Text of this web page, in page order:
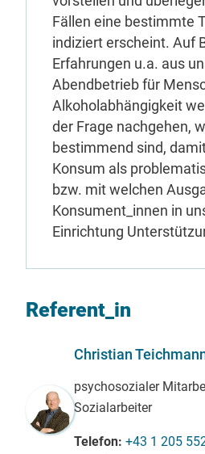
Fällen eine bestimmte
indiziert erscheint. Auf
Erfahrungen u.a. aus
Abendbetrieb für
Alkoholabhängigkeit
der Frage nachgehen,
bestimmend sind,
Konsum als
bzw. mit welchen
Konsument_innen in
Einrichtung
Referent_in
Christian
psychosozialer
Sozialarbeiter
Telefon +43 1 205